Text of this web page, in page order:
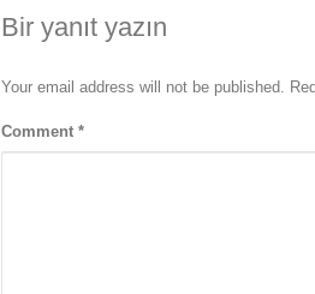
Bir yanıt yazın
Your email address will not be published.
Comment *